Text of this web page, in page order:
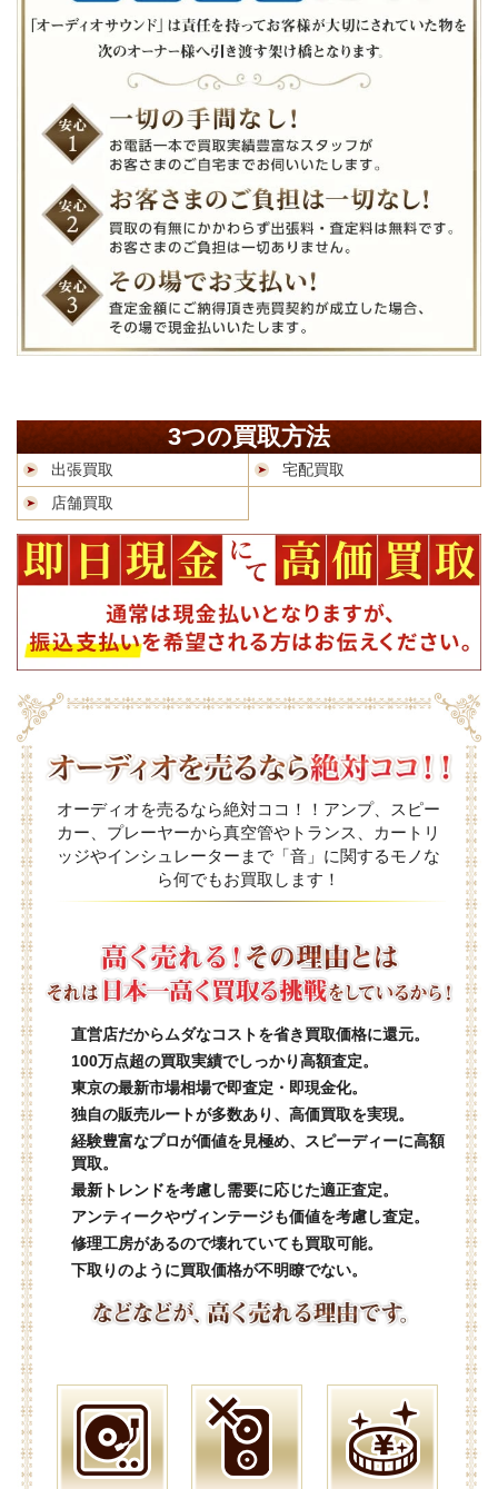
3つの買取方法
出張買取
宅配買取
店舗買取
オーディオを売るなら絶対ココ！！アンプ、スピー
カー、プレーヤーから真空管やトランス、カートリ
ッジやインシュレーターまで「音」に関するモノな
ら何でもお買取します！
直営店だからムダなコストを省き買取価格に還元。
100万点超の買取実績でしっかり高額査定。
東京の最新市場相場で即査定・即現金化。
独自の販売ルートが多数あり、高価買取を実現。
経験豊富なプロが価値を見極め、スピーディーに高額
買取。
最新トレンドを考慮し需要に応じた適正査定。
アンティークやヴィンテージも価値を考慮し査定。
修理工房があるので壊れていても買取可能。
下取りのように買取価格が不明瞭でない。